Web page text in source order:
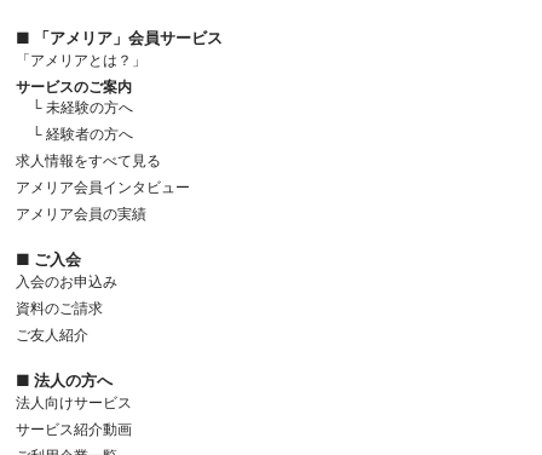
■ 「アメリア」会員サービス
「アメリアとは？」
サービスのご案内
└ 未経験の方へ
└ 経験者の方へ
求人情報をすべて見る
アメリア会員インタビュー
アメリア会員の実績
■ ご入会
入会のお申込み
資料のご請求
ご友人紹介
■ 法人の方へ
法人向けサービス
サービス紹介動画